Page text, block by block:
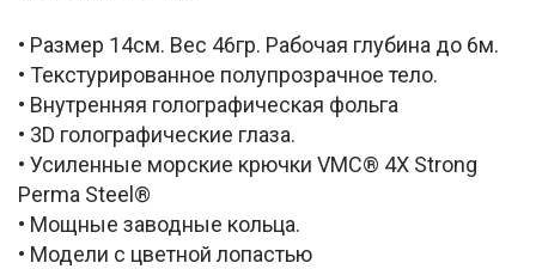
• Размер 14см. Вес 46гр. Рабочая глубина до 6м.
• Текстурированное полупрозрачное тело.
• Внутренняя голографическая фольга
• 3D голографические глаза.
• Усиленные морские крючки VMC® 4X Strong
Perma Steel®
• Мощные заводные кольца.
• Модели с цветной лопастью